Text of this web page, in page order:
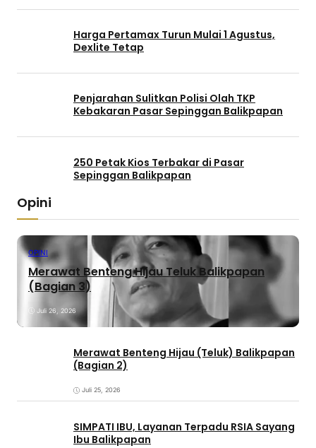
Harga Pertamax Turun Mulai 1 Agustus,
Dexlite Tetap
Penjarahan Sulitkan Polisi Olah TKP
Kebakaran Pasar Sepinggan Balikpapan
250 Petak Kios Terbakar di Pasar
Sepinggan Balikpapan
Opini
OPINI
Merawat Benteng Hijau Teluk Balikpapan
(Bagian 3)
Juli 26, 2026
Merawat Benteng Hijau (Teluk) Balikpapan
(Bagian 2)
Juli 25, 2026
SIMPATI IBU, Layanan Terpadu RSIA Sayang
Ibu Balikpapan